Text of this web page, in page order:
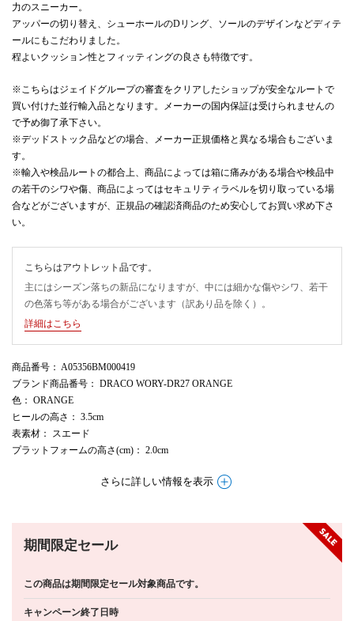
力のスニーカー。
アッパーの切り替え、シューホールのDリング、ソールのデザインなどディテ
ールにもこだわりました。
程よいクッション性とフィッティングの良さも特徴です。
※こちらはジェイドグループの審査をクリアしたショップが安全なルートで
買い付けた並行輸入品となります。メーカーの国内保証は受けられませんの
で予め御了承下さい。
※デッドストック品などの場合、メーカー正規価格と異なる場合もございま
す。
※輸入や検品ルートの都合上、商品によっては箱に痛みがある場合や検品中
の若干のシワや傷、商品によってはセキュリティラベルを切り取っている場
合などがございますが、正規品の確認済商品のため安心してお買い求め下さ
い。
こちらはアウトレット品です。
主にはシーズン落ちの新品になりますが、中には細かな傷やシワ、若干
の色落ち等がある場合がございます（訳あり品を除く）。
詳細はこちら
商品番号 ： A05356BM000419
ブランド商品番号 ： DRACO WORY-DR27 ORANGE
色 ： ORANGE
ヒールの高さ ： 3.5cm
表素材 ： スエード
プラットフォームの高さ(cm) ： 2.0cm
さらに詳しい情報を表示
期間限定セール
この商品は期間限定セール対象商品です。
キャンペーン終了日時